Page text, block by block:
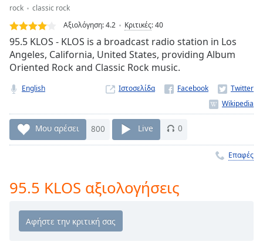
Loaded:
0.00%
Stream
TypeLIVE
Seek to
currently
behind
Remaining
Time-
Rate
Chapters
Chapters
rock
classic rock
Αξιολόγηση:4.2 Κριτικές:40
95.5 KLOS - KLOS is a broadcast radio station in Los
Angeles, California, United States, providing Album
Oriented Rock and Classic Rock music.
English Ιστοσελίδα
Μου αρέσει 800 Live 0
Επαφές
95.5 KLOS αξιολογήσεις